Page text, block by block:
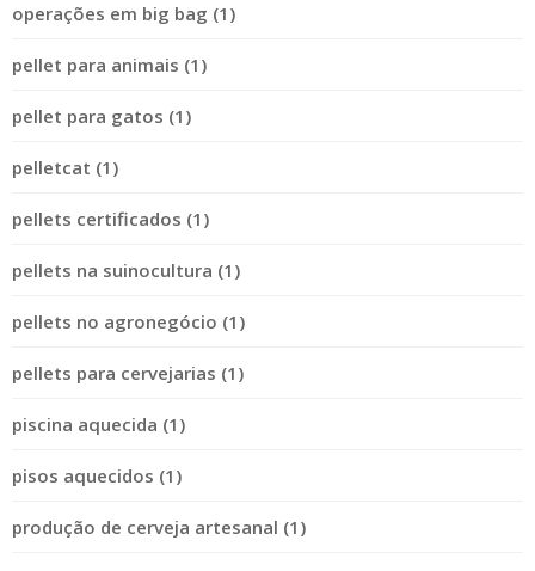
operações em big bag (1)
pellet para animais (1)
pellet para gatos (1)
pelletcat (1)
pellets certificados (1)
pellets na suinocultura (1)
pellets no agronegócio (1)
pellets para cervejarias (1)
piscina aquecida (1)
pisos aquecidos (1)
produção de cerveja artesanal (1)